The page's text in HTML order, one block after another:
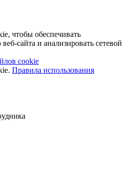
чтобы обеспечивать
сайта и анализировать сетевой
cookie
Правила использования